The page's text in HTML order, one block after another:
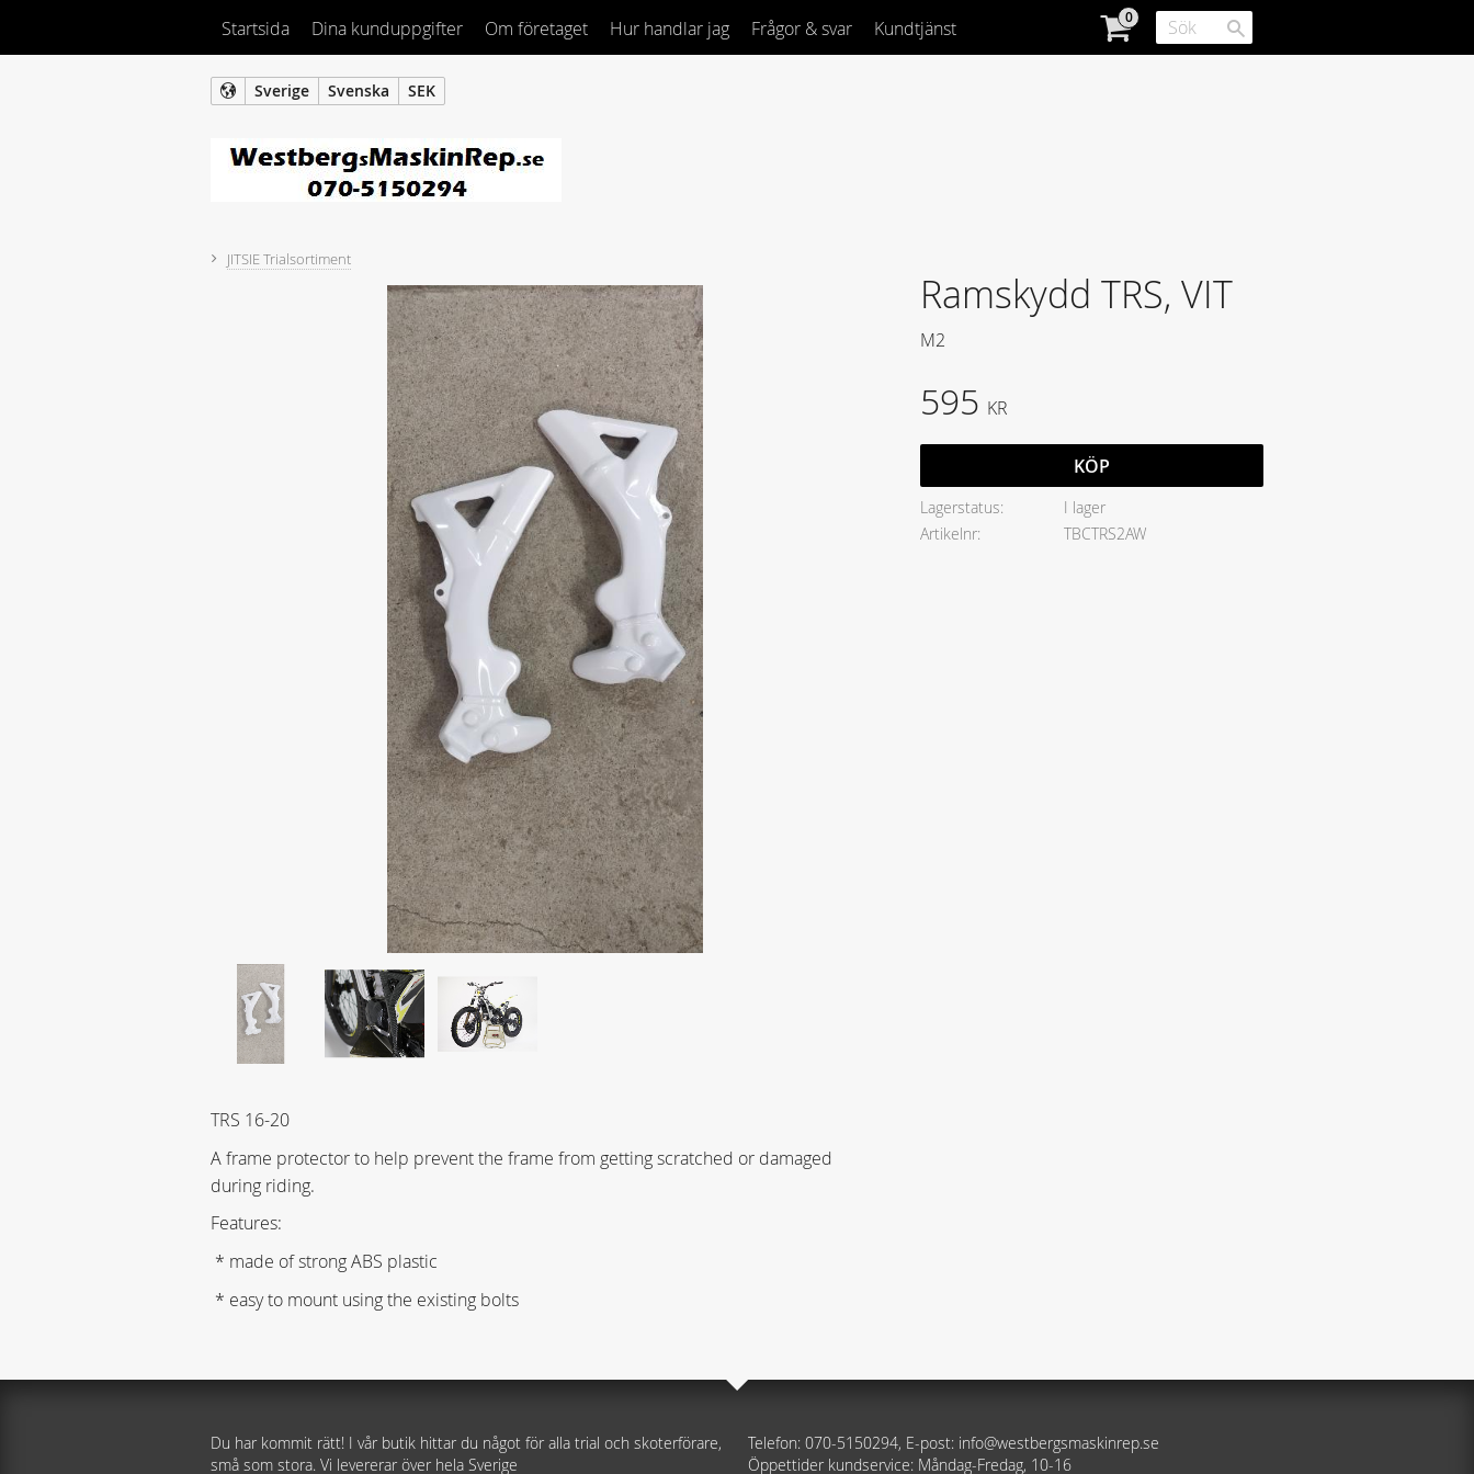
Sverige Svenska SEK
Startsida Dina kunduppgifter Om företaget Hur handlar jag Frågor & svar Kundtjänst
JITSIE Trialsortiment
Ramskydd TRS, VIT
M2
595 KR
KÖP
Lagerstatus
I lager
Artikelnr
TBCTRS2AW
TRS 16-20
A frame protector to help prevent the frame from getting scratched or damaged
during riding.
Features:
* made of strong ABS plastic
* easy to mount using the existing bolts
Du har kommit rätt! I vår butik hittar du något för alla trial och skoterförare,
små som stora. Vi levererar över hela Sverige
Telefon: 070-5150294, E-post: info@westbergsmaskinrep.se
Öppettider kundservice: Måndag-Fredag, 10-16